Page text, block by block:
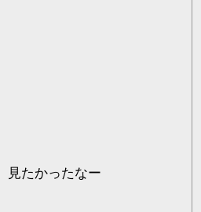
見たかったなー